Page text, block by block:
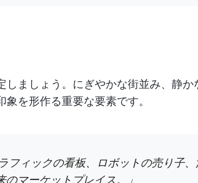
しましょう。にぎやかな街並み、静
象を形作る重要な要素です。
ラフィックの看板、ロボットの売り子
のマーケットプレイス。」